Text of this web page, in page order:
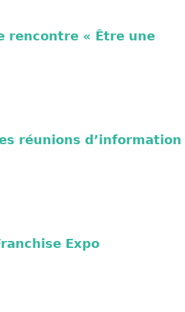
rencontre « Être une
réunions d’information
Expo